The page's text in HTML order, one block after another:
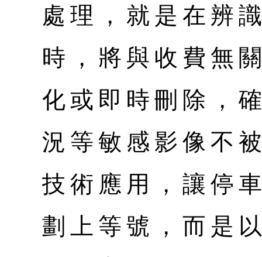
處理，就是在辨
時，將與收費無
化或即時刪除，
況等敏感影像不
技術應用，讓停
劃上等號，而是